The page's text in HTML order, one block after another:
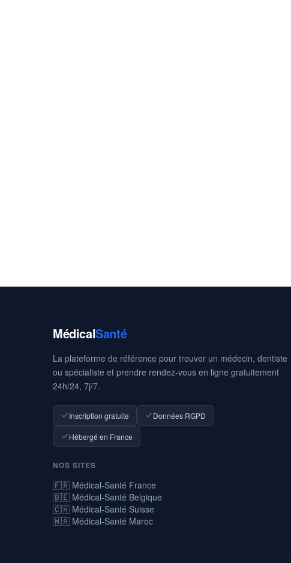
MédicalSanté
La plateforme de référence pour trouver un médecin, dentiste
ou spécialiste et prendre rendez-vous en ligne gratuitement
24h/24, 7j/7.
Inscription gratuite Données RGPD
Hébergé en France
NOS SITES
🇫🇷 Médical-Santé France
🇧🇪 Médical-Santé Belgique
🇨🇭 Médical-Santé Suisse
🇲🇦 Médical-Santé Maroc